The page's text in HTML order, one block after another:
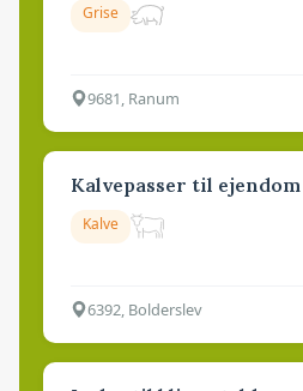
Grise
9681, Ranum
Kalvepasser til
Kalve
6392, Bolderslev